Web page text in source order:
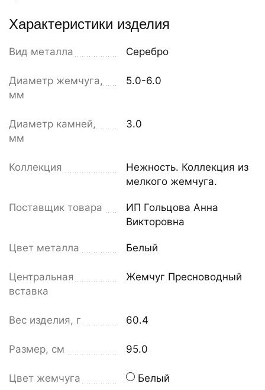
Характеристики изделия
Вид металла Серебро
Диаметр жемчуга,
мм
5.0-6.0
Диаметр камней,
мм
3.0
Коллекция
Нежность. Коллекция из
мелкого жемчуга.
Поставщик товара
ИП Гольцова Анна
Викторовна
Цвет металла Белый
Центральная
вставка
Жемчуг Пресноводный
Вес изделия, г 60.4
Размер, см 95.0
Цвет жемчуга Белый